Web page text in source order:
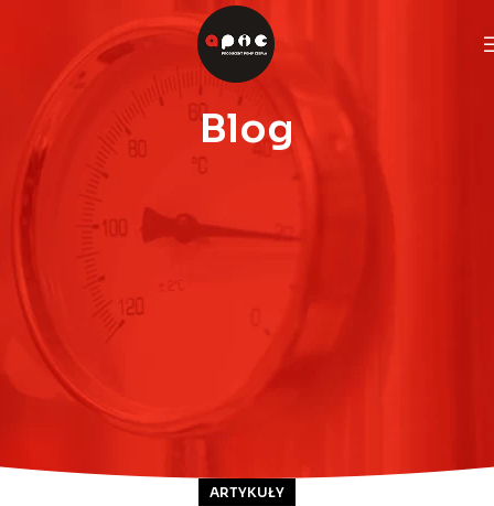
Blog
ARTYKUŁY